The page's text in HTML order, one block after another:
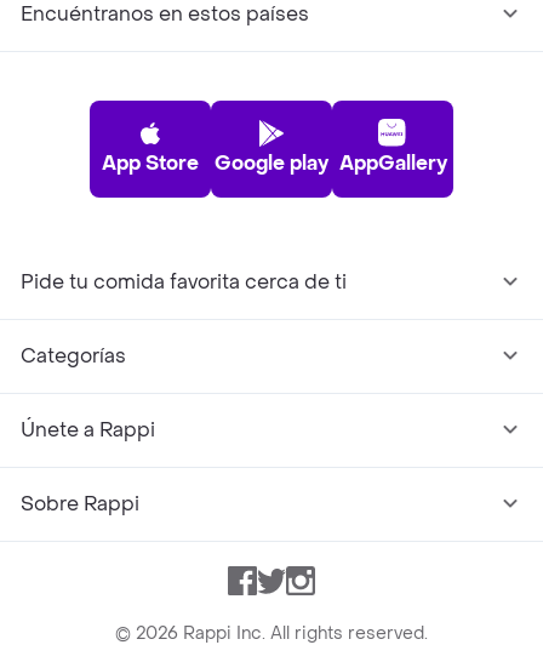
Encuéntranos en estos países
App Store Google play AppGallery
Pide tu comida favorita cerca de ti
Categorías
Únete a Rappi
Sobre Rappi
Facebook
TwitterInstagram
© 2026 Rappi Inc. All rights reserved.